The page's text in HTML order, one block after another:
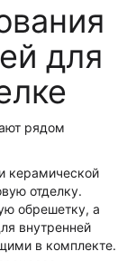
для
рядом
керамической
отделку.
обрешетку, а
внутренней
в комплекте.